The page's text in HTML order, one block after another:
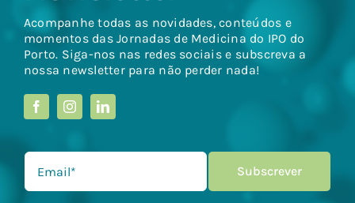
Acompanhe todas as novidades, conteúdos e
momentos das Jornadas de Medicina do IPO do
Porto. Siga-nos nas redes sociais e subscreva a
nossa newsletter para não perder nada!